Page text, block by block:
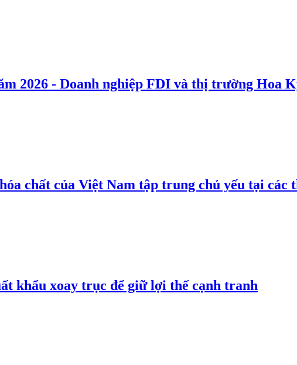
2026 - Doanh nghiệp FDI và thị trường Hoa
chất của Việt Nam tập trung chủ yếu tại
khẩu xoay trục để giữ lợi thế cạnh tranh